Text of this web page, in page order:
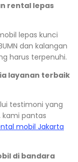
rental lepas
lepas kunci
dan kalangan
harus terpenuhi.
layanan terbaik
testimoni yang
kami pantas
mobil Jakarta
di bandara